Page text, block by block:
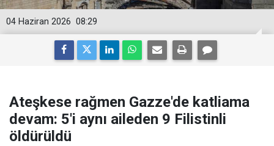
08:29
04 Haziran 2026
Ateşkese rağmen Gazze'de katliama
devam: 5'i aynı aileden 9 Filistinli
öldürüldü